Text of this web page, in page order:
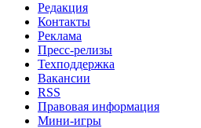
Редакция
Контакты
Реклама
Пресс-релизы
Техподдержка
Вакансии
RSS
Правовая информация
Мини-игры